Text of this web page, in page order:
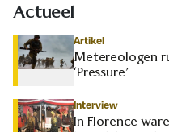
Actueel
Artikel
Metereologen
‘Pressure’
Interview
In Florence